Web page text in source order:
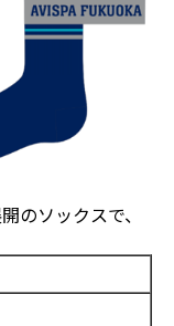
のソックスで、